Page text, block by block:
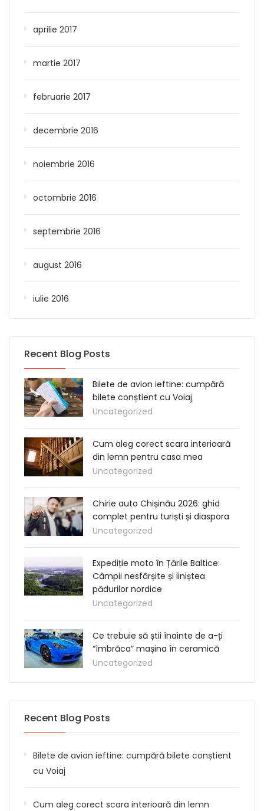
aprilie 2017
martie 2017
februarie 2017
decembrie 2016
noiembrie 2016
octombrie 2016
septembrie 2016
august 2016
iulie 2016
Recent Blog Posts
Bilete de avion ieftine: cumpără
bilete conștient cu Voiaj
Uncategorized
Cum aleg corect scara interioară
din lemn pentru casa mea
Uncategorized
Chirie auto Chișinău 2026: ghid
complet pentru turiști și diaspora
Uncategorized
Expediție moto în Țările Baltice:
Câmpii nesfârșite și liniștea
pădurilor nordice
Uncategorized
Ce trebuie să știi înainte de a-ți
“îmbrăca” mașina în ceramică
Uncategorized
Recent Blog Posts
Bilete de avion ieftine: cumpără bilete conștient
cu Voiaj
Cum aleg corect scara interioară din lemn